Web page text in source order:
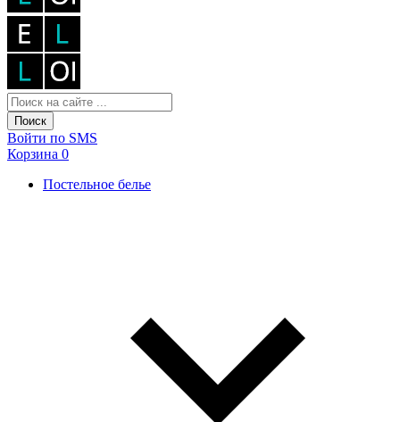
Поиск
Войти по SMS
Корзина 0
Постельное белье